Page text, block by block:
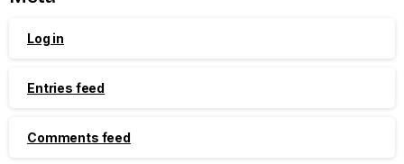
Log in
Entries feed
Comments feed